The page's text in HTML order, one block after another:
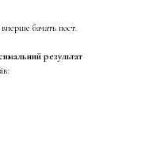
бачать пост.
результат